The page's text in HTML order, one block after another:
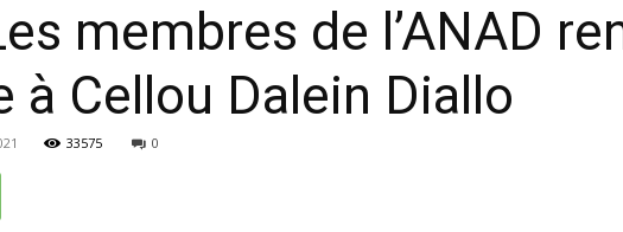
membres de l’ANAD
à Cellou Dalein Diallo
33575 0